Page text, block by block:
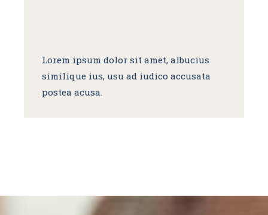
Lorem ipsum dolor sit amet, albucius
similique ius, usu ad iudico accusata
postea acusa.